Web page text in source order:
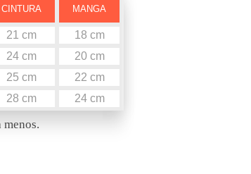
CINTURA MANGA
21 cm
18 cm
24 cm
20 cm
25 cm
22 cm
28 cm 24 cm